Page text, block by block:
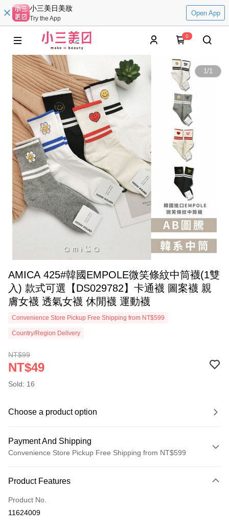
小三美日美妝
Try the App
Open App
0
1/1
AMICA 425#韓國EMPOLE微笑條紋中筒襪(1雙
入) 款式可選【DS029782】卡通襪 圖案襪 親
膚女襪 透氣女襪 休閒襪 運動襪
Convenience Store Pickup Free Shipping from NT$599
Country/Region Delivery
NT$99
NT$49
Sold: 16
Choose a product option
Payment And Shipping
Convenience Store Pickup Free Shipping from NT$599
Credit Card (Full Payment)
Convenience Store Pickup and Pay
Product Features
Product No.
11624009